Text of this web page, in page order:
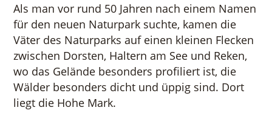
Als man vor rund 50 Jahren nach einem Namen
für den neuen Naturpark suchte, kamen die
Väter des Naturparks auf einen kleinen Flecken
zwischen Dorsten, Haltern am See und Reken,
wo das Gelände besonders profiliert ist, die
Wälder besonders dicht und üppig sind. Dort
liegt die Hohe Mark.